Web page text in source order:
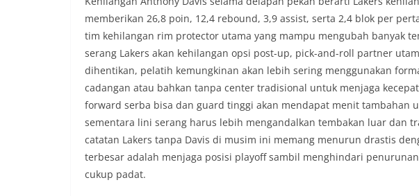
memberikan 26,8 poin, 12,4 rebound, 3,9 assist, serta 2,4 blok per
tim kehilangan rim protector utama yang mampu mengubah banyak
serang Lakers akan kehilangan opsi post-up, pick-and-roll partner
dihentikan, pelatih kemungkinan akan lebih sering menggunakan
cadangan atau bahkan tanpa center tradisional untuk menjaga
forward serba bisa dan guard tinggi akan mendapat menit tambahan
sementara lini serang harus lebih mengandalkan tembakan luar dan
catatan Lakers tanpa Davis di musim ini memang menurun drastis
terbesar adalah menjaga posisi playoff sambil menghindari
cukup padat.